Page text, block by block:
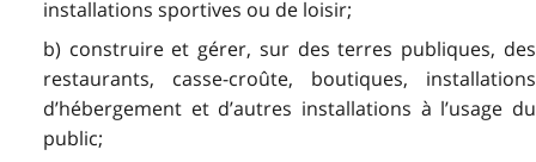
installations sportives ou de loisir;
b) construire et gérer, sur des terres publiques, des
restaurants, casse-croûte, boutiques, installations
d’hébergement et d’autres installations à l’usage du
public;